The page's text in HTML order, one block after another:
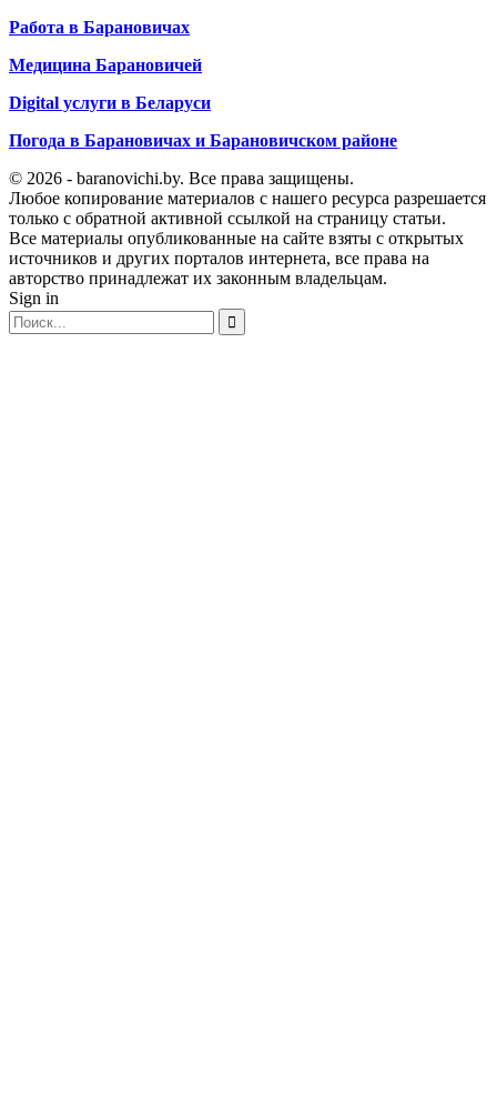
Работа в Барановичах
Медицина Барановичей
Digital услуги в Беларуси
Погода в Барановичах и Барановичском районе
© 2026 - baranovichi.by. Все права защищены.
Любое копирование материалов с нашего ресурса разрешается
только с обратной активной ссылкой на страницу статьи.
Все материалы опубликованные на сайте взяты с открытых
источников и других порталов интернета, все права на
авторство принадлежат их законным владельцам.
Sign in